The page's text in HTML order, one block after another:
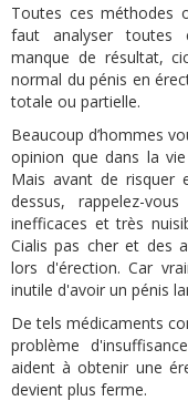
Toutes ces méthodes
faut analyser toutes
manque de résultat,
normal du pénis en
totale ou partielle.
Beaucoup d’hommes
opinion que dans la
Mais avant de risquer
dessus, rappelez-
inefficaces et très
Cialis pas cher et des
lors d'érection. Car
inutile d'avoir un pénis
De tels médicaments
problème
aident à obtenir une
devient plus ferme.